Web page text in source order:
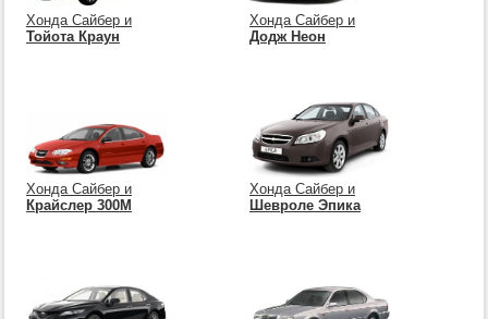
Хонда Сайбер и
Тойота Краун
Хонда Сайбер и
Додж Неон
Хонда Сайбер и
Крайслер 300М
Хонда Сайбер и
Шевроле Эпика